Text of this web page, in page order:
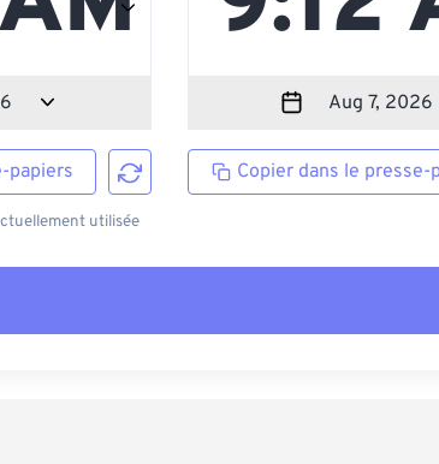
papiers
utilisée
Copier dans le presse-